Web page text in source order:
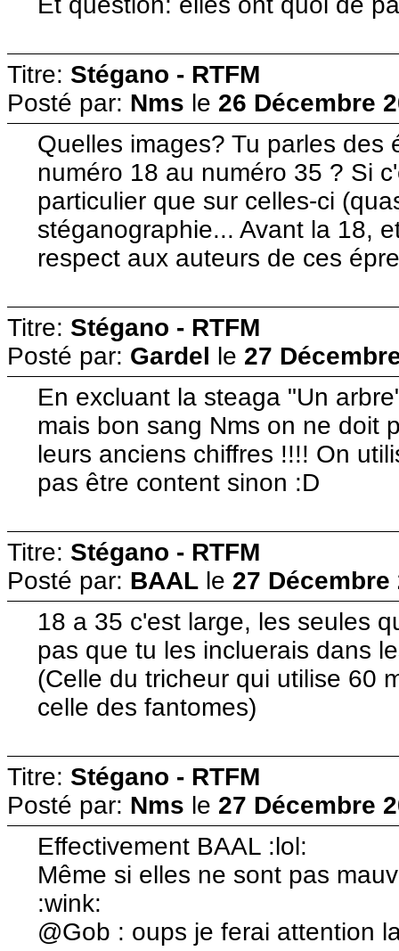
Titre: Stégano - RTFM
Posté par: Nms le 26 Décembre
Quelles images? Tu parles
numéro 18 au numéro 35 ? Si
particulier que sur celles-ci
stéganographie... Avant la 18,
respect aux auteurs de ces
Titre: Stégano - RTFM
Posté par: Gardel le 27
En excluant la steaga "Un
mais bon sang Nms on ne doit
leurs anciens chiffres !!!! On
pas être content sinon :D
Titre: Stégano - RTFM
Posté par: BAAL le 27 Décembre
18 a 35 c'est large, les seules
pas que tu les incluerais dans
(Celle du tricheur qui utilise 60
celle des fantomes)
Titre: Stégano - RTFM
Posté par: Nms le 27 Décembre
Effectivement BAAL :lol:
Même si elles ne sont pas
:wink:
@Gob : oups je ferai attention